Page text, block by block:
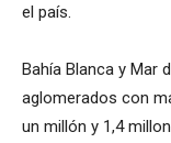
el país.
Bahía Blanca y Mar
aglomerados con
un millón y 1,4